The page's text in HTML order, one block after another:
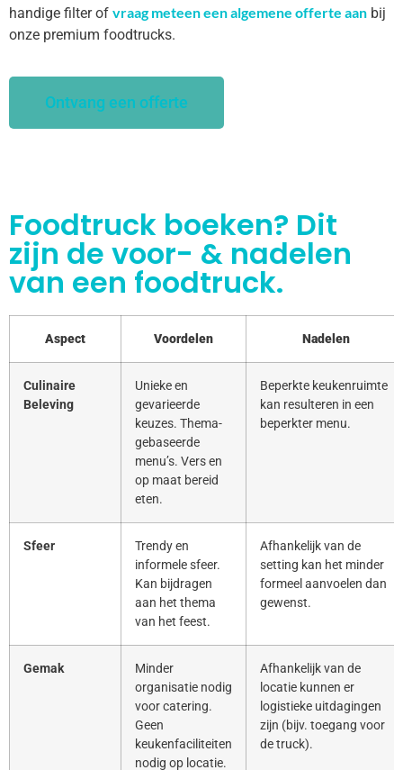
handige filter of vraag meteen een algemene offerte aan bij
onze premium foodtrucks.
Ontvang een offerte
Foodtruck boeken? Dit
zijn de voor- & nadelen
van een foodtruck.
Aspect Voordelen Nadelen
Culinaire
Beleving
Unieke en
gevarieerde
keuzes. Thema-
gebaseerde
menu’s. Vers en
op maat bereid
eten.
Beperkte keukenruimte
kan resulteren in een
beperkter menu.
Sfeer
Trendy en
informele sfeer.
Kan bijdragen
aan het thema
van het feest.
Afhankelijk van de
setting kan het minder
formeel aanvoelen dan
gewenst.
Gemak
Minder
organisatie nodig
voor catering.
Geen
keukenfaciliteiten
nodig op locatie.
Afhankelijk van de
locatie kunnen er
logistieke uitdagingen
zijn (bijv. toegang voor
de truck).